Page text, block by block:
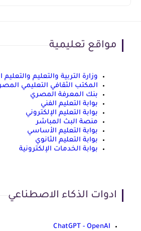
مواقع تعليمية
وزارة التربية والتعليم والتعليم
المكتب الثقافي التعليمي
بنك المعرفة المصري
بوابة التعليم الفني
بوابة التعليم الإلكتروني
منصة البث المباشر
بوابة التعليم الأساسي
بوابة التعليم الثانوي
بوابة الخدمات الإلكترونية
ادوات الذكاء الاصطناعي
ChatGPT - OpenAI